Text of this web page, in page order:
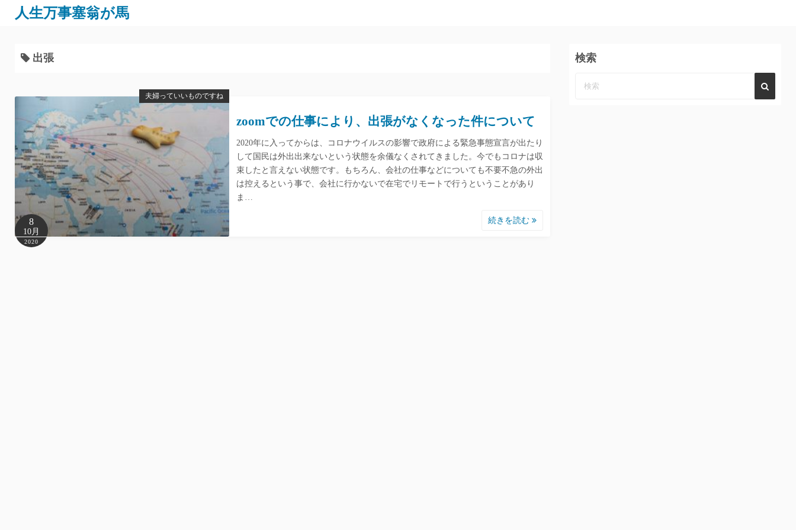
人生万事塞翁が馬
出張
夫婦っていいものですね
8
10月
2020
zoomでの仕事により、出張がなくなった件について
2020年に入ってからは、コロナウイルスの影響で政府による緊急事態宣言が出たり
して国民は外出出来ないという状態を余儀なくされてきました。今でもコロナは収
束したと言えない状態です。もちろん、会社の仕事などについても不要不急の外出
は控えるという事で、会社に行かないで在宅でリモートで行うということがあり
ま…
続きを読む
検索